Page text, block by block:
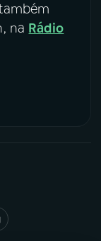
na Rádio